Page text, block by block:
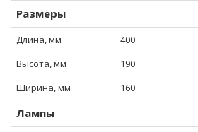
Размеры
Длина, мм
400
Высота, мм
190
Ширина, мм
160
Лампы